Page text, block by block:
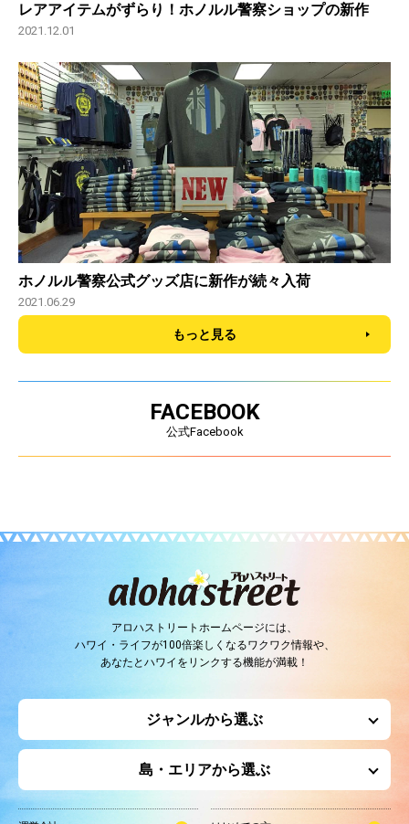
レアアイテムがずらり！ホノルル警察ショップの新作
2021.12.01
ホノルル警察公式グッズ店に新作が続々入荷
2021.06.29
もっと見る
FACEBOOK
公式Facebook
アロハストリートホームページには、
ハワイ・ライフが100倍楽しくなるワクワク情報や、
あなたとハワイをリンクする機能が満載！
ジャンルから選ぶ
島・エリアから選ぶ